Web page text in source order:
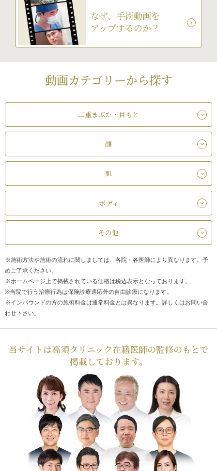
なぜ、手術動画を
アップするのか？
動画カテゴリーから探す
二重まぶた・目もと
顔
肌
ボディ
その他
※施術方法や施術の流れに関しましては、各院・各医師により異なります。予
めご了承ください。
※ホームページ上で掲載されている価格は税込表示となっております。
※当院で行う治療行為は保険診療適応外の自由診療になります。
※インバウンドの方の施術料金は通常料金とは異なります。詳しくはお問い合
わせ下さい。
当サイトは高須クリニック在籍医師の監修のもとで
掲載しております。